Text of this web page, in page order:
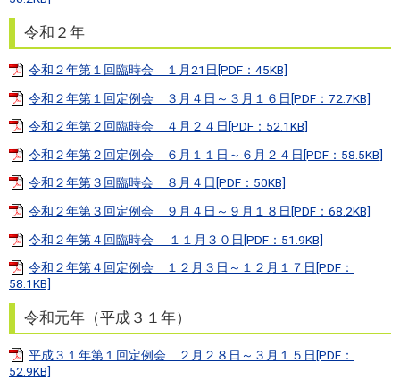
令和２年
令和２年第１回臨時会 １月21日[PDF：45KB]
令和２年第１回定例会 ３月４日～３月１６日[PDF：72.7KB]
令和２年第２回臨時会 ４月２４日[PDF：52.1KB]
令和２年第２回定例会 ６月１１日～６月２４日[PDF：58.5KB]
令和２年第３回臨時会 ８月４日[PDF：50KB]
令和２年第３回定例会 ９月４日～９月１８日[PDF：68.2KB]
令和２年第４回臨時会 １１月３０日[PDF：51.9KB]
令和２年第４回定例会 １２月３日～１２月１７日[PDF：
58.1KB]
令和元年（平成３１年）
平成３１年第１回定例会 ２月２８日～３月１５日[PDF：
52.9KB]